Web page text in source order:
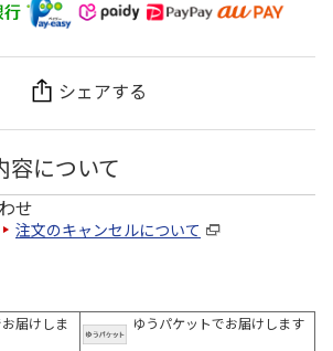
シェアする
容について
せ
注文のキャンセルについて
届けしま
ゆうパケットでお届けします